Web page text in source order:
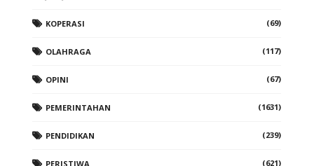
KOPERASI (69)
OLAHRAGA (117)
OPINI (67)
PEMERINTAHAN (1631)
PENDIDIKAN (239)
PERISTIWA (621)